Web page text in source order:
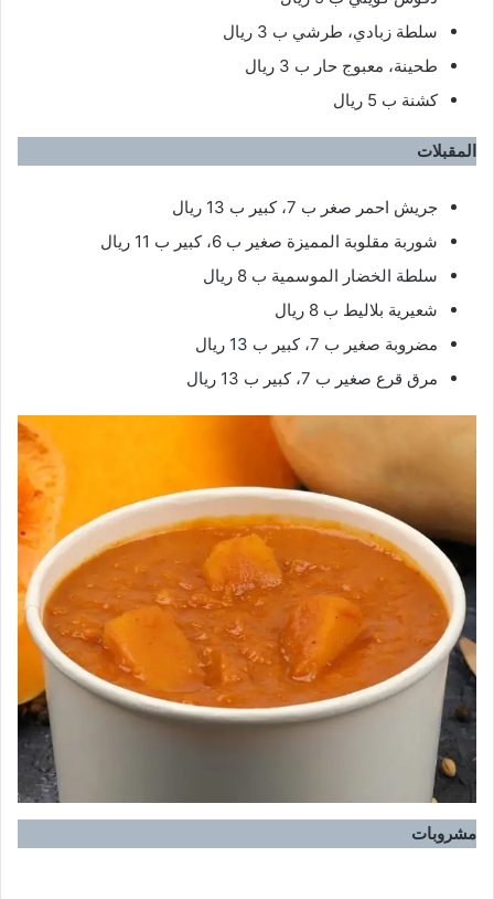
سلطة زبادي، طرشي ب 3 ريال
طحينة، معبوج حار ب 3 ريال
كشنة ب 5 ريال
المقبلات
جريش احمر صغر ب 7، كبير ب 13 ريال
شوربة مقلوبة المميزة صغير ب 6، كبير ب 11 ريال
سلطة الخضار الموسمية ب 8 ريال
شعيرية بلاليط ب 8 ريال
مضروبة صغير ب 7، كبير ب 13 ريال
مرق قرع صغير ب 7، كبير ب 13 ريال
مشروبات